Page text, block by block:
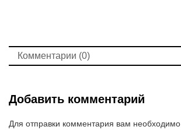
Комментарии (0)
Добавить комментарий
Для отправки комментария вам необходимо